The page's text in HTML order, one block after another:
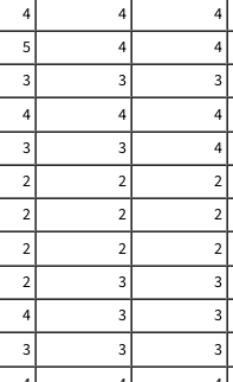
4 4
4
5 4
4
3 3
3
4 4
4
3 3
4
2 2
2
2 2
2
2 2
2
2 3
3
4 3
3
3 3
3